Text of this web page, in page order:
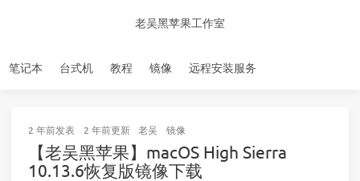
老吴黑苹果工作室
笔记本 台式机 教程 镜像 远程安装服务
2 年前发表 2 年前更新 老吴 镜像
【老吴黑苹果】macOS High Sierra
10.13.6恢复版镜像下载